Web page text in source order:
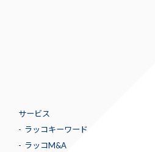
サービス
ラッコキーワード
ラッコM&A